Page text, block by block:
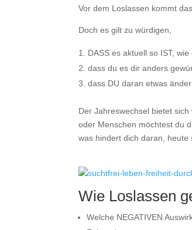
Vor dem Loslassen kommt
Doch es gilt zu würdigen,
DASS es aktuell so IST, wie
dass du es dir anders
dass DU daran etwas
Der Jahreswechsel bietet
oder Menschen möchtest du
was hindert dich daran,
Wie Loslassen
Welche NEGATIVEN